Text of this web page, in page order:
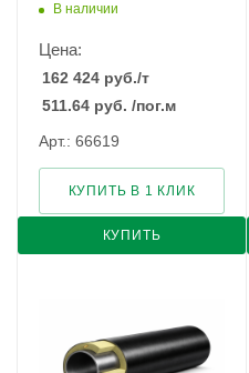
В наличии
Цена:
162 424 руб./т
511.64 руб. /пог.м
Арт.: 66619
КУПИТЬ
КУПИТЬ В 1 КЛИК